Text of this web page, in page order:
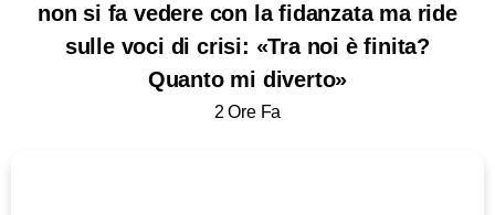
non si fa vedere con la fidanzata ma ride
sulle voci di crisi: «Tra noi è finita?
Quanto mi diverto»
2 Ore Fa